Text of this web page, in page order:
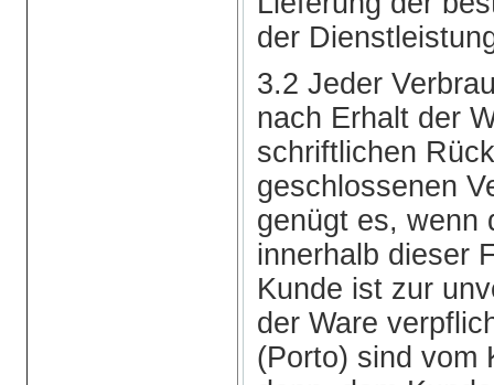
der
3.2 Jeder
nach Erhalt der
schriftlichen
geschlossenen
genügt es, wenn
innerhalb dieser
Kunde ist zur
der Ware
(Porto) sind vom